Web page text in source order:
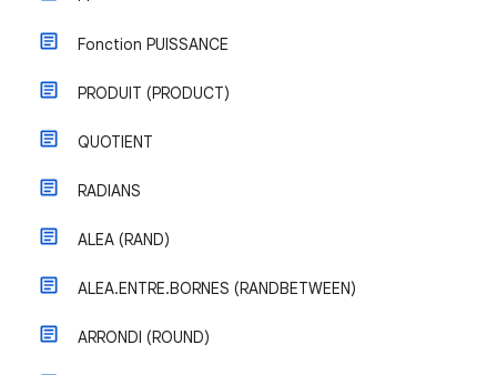
Fonction PUISSANCE
PRODUIT (PRODUCT)
QUOTIENT
RADIANS
ALEA (RAND)
ALEA.ENTRE.BORNES (RANDBETWEEN)
ARRONDI (ROUND)